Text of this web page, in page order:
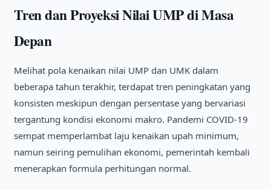
Tren dan Proyeksi Nilai UMP di Masa
Depan
Melihat pola kenaikan nilai UMP dan UMK dalam
beberapa tahun terakhir, terdapat tren peningkatan yang
konsisten meskipun dengan persentase yang bervariasi
tergantung kondisi ekonomi makro. Pandemi COVID-19
sempat memperlambat laju kenaikan upah minimum,
namun seiring pemulihan ekonomi, pemerintah kembali
menerapkan formula perhitungan normal.